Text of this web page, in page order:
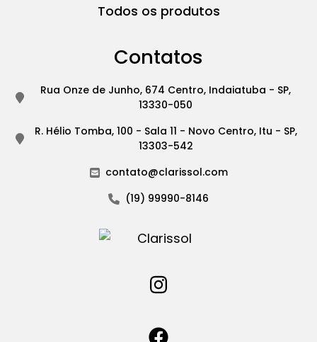
Todos os produtos
Contatos
Rua Onze de Junho, 674 Centro, Indaiatuba - SP,
13330-050
R. Hélio Tomba, 100 - Sala 11 - Novo Centro, Itu - SP,
13303-542
contato@clarissol.com
(19) 99990-8146